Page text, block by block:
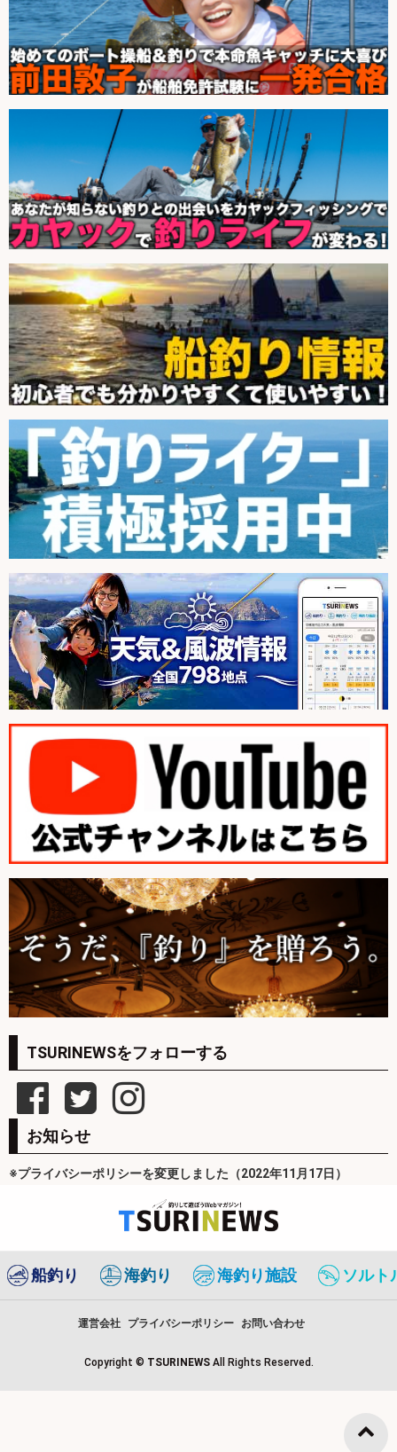
TSURINEWSをフォローする
お知らせ
※プライバシーポリシーを変更しました（2022年11月17日）
船釣り 海釣り 海釣り施設 ソルト
運営会社 プライバシーポリシー お問い合わせ
Copyright © TSURINEWS All Rights Reserved.